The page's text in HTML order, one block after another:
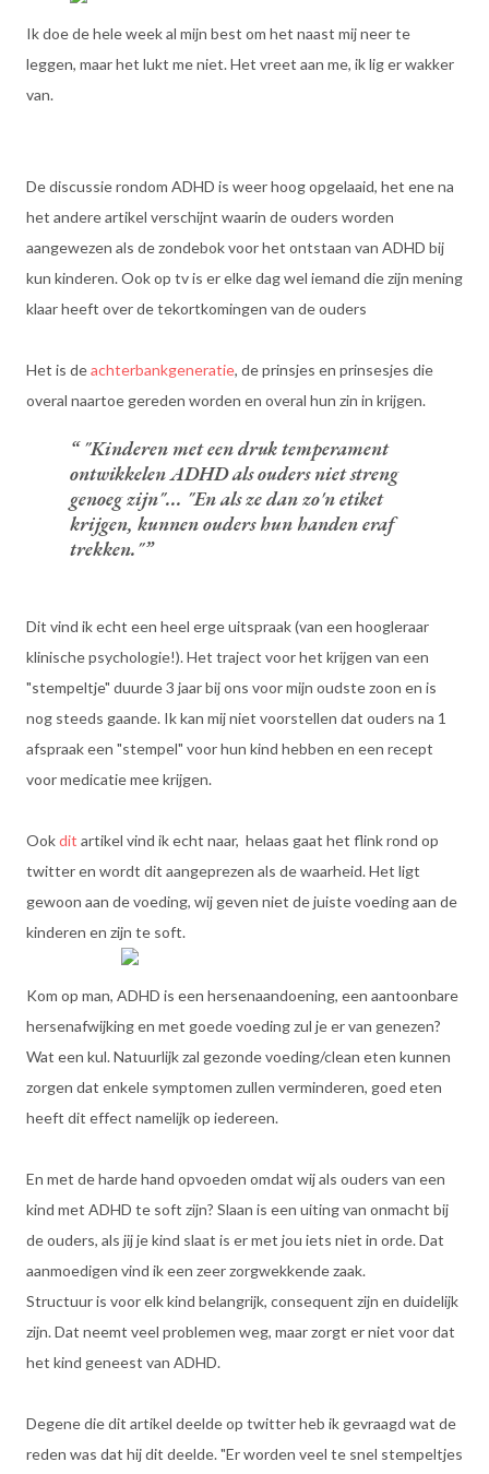
Ik doe de hele week al mijn best om het naast mij neer te
leggen, maar het lukt me niet. Het vreet aan me, ik lig er wakker
van.
De discussie rondom ADHD is weer hoog opgelaaid, het ene na
het andere artikel verschijnt waarin de ouders worden
aangewezen als de zondebok voor het ontstaan van ADHD bij
kun kinderen. Ook op tv is er elke dag wel iemand die zijn mening
klaar heeft over de tekortkomingen van de ouders
Het is deachterbankgeneratie, de prinsjes en prinsesjes die
overal naartoe gereden worden en overal hun zin in krijgen.
"Kinderen met een druk temperament
ontwikkelen ADHD als ouders niet streng
genoeg zijn"... "En als ze dan zo'n etiket
krijgen, kunnen ouders hun handen eraf
trekken."
Dit vind ik echt een heel erge uitspraak (van een hoogleraar
klinische psychologie!). Het traject voor het krijgen van een
"stempeltje" duurde 3 jaar bij ons voor mijn oudste zoon en is
nog steeds gaande. Ik kan mij niet voorstellen dat ouders na 1
afspraak een "stempel" voor hun kind hebben en een recept
voor medicatie mee krijgen.
Ookdit artikel vind ik echt naar, helaas gaat het flink rond op
twitter en wordt dit aangeprezen als de waarheid. Het ligt
gewoon aan de voeding, wij geven niet de juiste voeding aan de
kinderen en zijn te soft.
Kom op man, ADHD is een hersenaandoening, een aantoonbare
hersenafwijking en met goede voeding zul je er van genezen?
Wat een kul. Natuurlijk zal gezonde voeding/clean eten kunnen
zorgen dat enkele symptomen zullen verminderen, goed eten
heeft dit effect namelijk op iedereen.
En met de harde hand opvoeden omdat wij als ouders van een
kind met ADHD te soft zijn? Slaan is een uiting van onmacht bij
de ouders, als jij je kind slaat is er met jou iets niet in orde. Dat
aanmoedigen vind ik een zeer zorgwekkende zaak.
Structuur is voor elk kind belangrijk, consequent zijn en duidelijk
zijn. Dat neemt veel problemen weg, maar zorgt er niet voor dat
het kind geneest van ADHD.
Degene die dit artikel deelde op twitter heb ik gevraagd wat de
reden was dat hij dit deelde. "Er worden veel te snel stempeltjes